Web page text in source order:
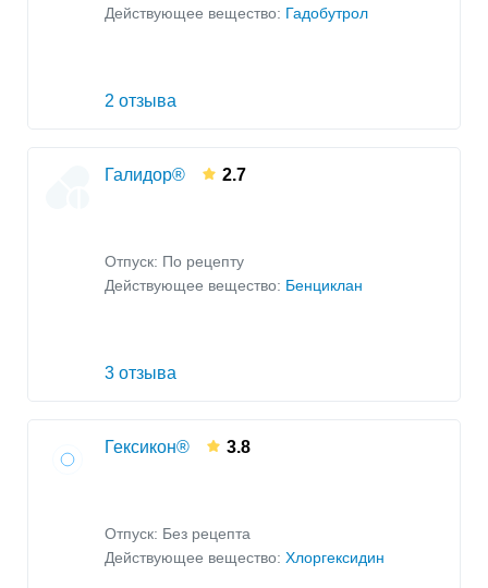
Действующее вещество: Гадобутрол
2 отзыва
Галидор® 2.7
Отпуск: По рецепту
Действующее вещество: Бенциклан
3 отзыва
Гексикон® 3.8
Отпуск: Без рецепта
Действующее вещество: Хлоргексидин